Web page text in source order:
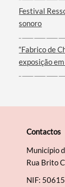
Festival
sonoro
“Fabrico de
exposição
Contactos
Município
Rua Brito
NIF: